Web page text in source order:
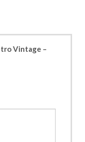
Vintage –